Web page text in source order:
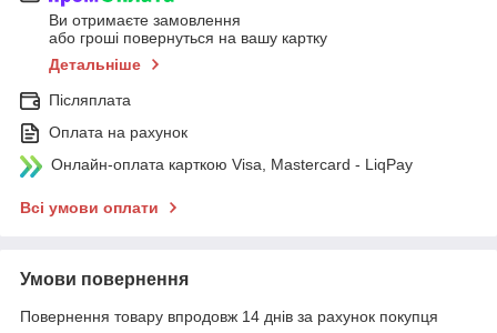
Ви отримаєте замовлення
або гроші повернуться на вашу картку
Детальніше
Післяплата
Оплата на рахунок
Онлайн-оплата карткою Visa, Mastercard - LiqPay
Всі умови оплати
Умови повернення
Повернення товару впродовж 14 днів за рахунок покупця